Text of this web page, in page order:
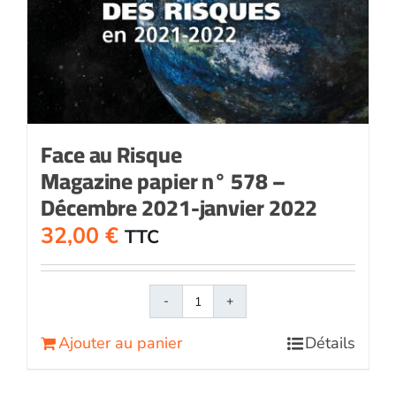
Face au Risque
Magazine papier n° 578 –
Décembre 2021-janvier 2022
32,00 € TTC
quantité
Ajouter au panier Détails